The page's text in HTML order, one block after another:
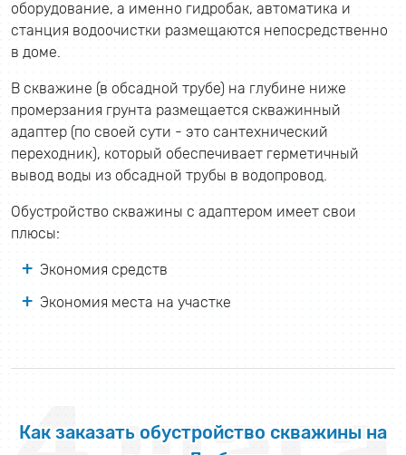
оборудование, а именно гидробак, автоматика и
станция водоочистки размещаются непосредственно
в доме.
В скважине (в обсадной трубе) на глубине ниже
промерзания грунта размещается скважинный
адаптер (по своей сути - это сантехнический
переходник), который обеспечивает герметичный
вывод воды из обсадной трубы в водопровод.
Обустройство скважины с адаптером имеет свои
плюсы:
Экономия средств
Экономия места на участке
Как заказать обустройство скважины на